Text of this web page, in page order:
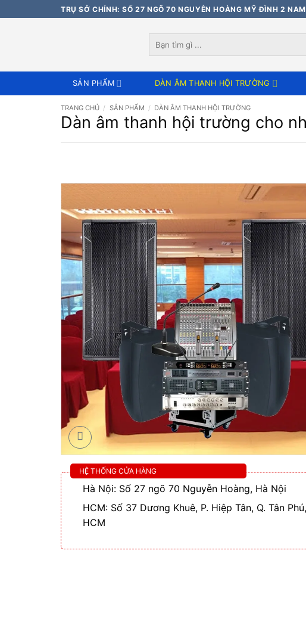
qua
TRỤ SỞ CHÍNH: SỐ 27 NGÕ 70 NGUYỄN HOÀNG MỸ ĐÌNH 2
kiếm:
SẢN PHẨM DÀN ÂM THANH HỘI TRƯỜNG
TRANG CHỦ / SẢN PHẨM / DÀN ÂM THANH HỘI TRƯỜNG
Dàn âm thanh hội trường cho
HỆ THỐNG CỬA HÀNG
Hà Nội: Số 27 ngõ 70 Nguyễn Hoàng, Hà Nội
HCM: Số 37 Dương Khuê, P. Hiệp Tân, Q. Tân
HCM